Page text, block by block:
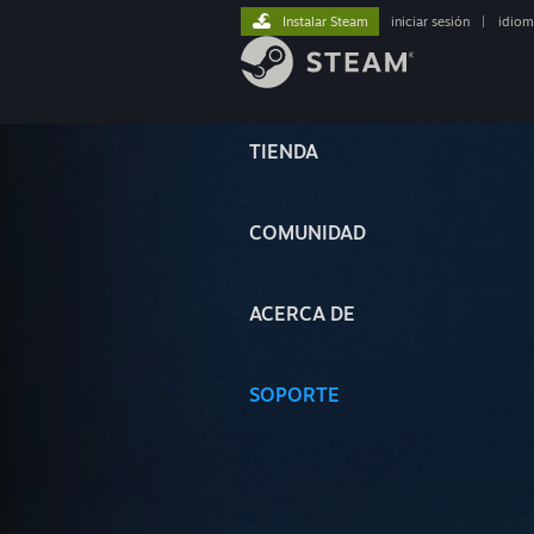
TIENDA
COMUNIDAD
ACERCA DE
SOPORTE
Instalar Steam iniciar sesión